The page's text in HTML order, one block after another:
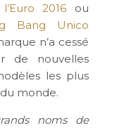
2016 ou
Bang Unico
n’a cessé
de nouvelles
les plus
monde.
noms de